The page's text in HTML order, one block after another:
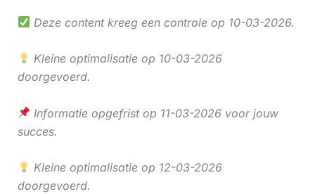
Deze content kreeg een controle op 10-03-2026.
Kleine optimalisatie op 10-03-2026
doorgevoerd.
Informatie opgefrist op 11-03-2026 voor jouw
succes.
Kleine optimalisatie op 12-03-2026
doorgevoerd.